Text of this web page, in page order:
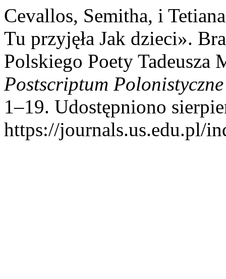
Cevallos, Semitha, i
Tu przyjęła Jak dzieci».
Polskiego Poety Tadeusza
Postscriptum Polonistyczne
1–19. Udostępniono
https://journals.us.edu.pl/